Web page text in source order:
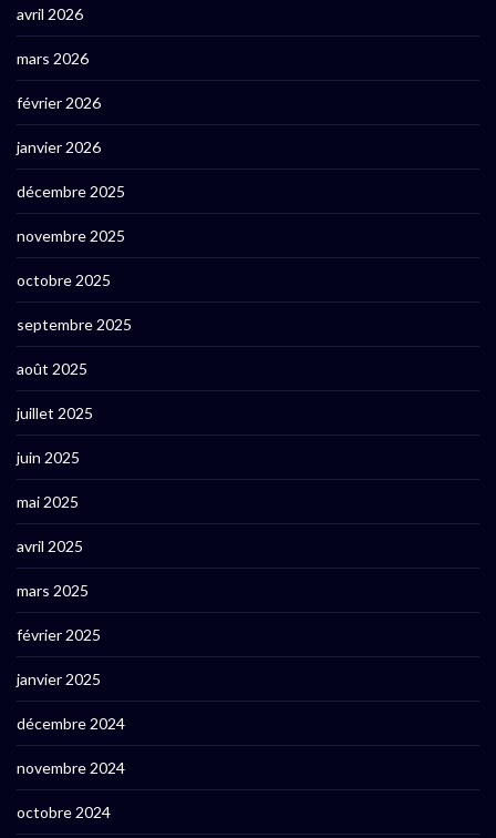
avril 2026
mars 2026
février 2026
janvier 2026
décembre 2025
novembre 2025
octobre 2025
septembre 2025
août 2025
juillet 2025
juin 2025
mai 2025
avril 2025
mars 2025
février 2025
janvier 2025
décembre 2024
novembre 2024
octobre 2024